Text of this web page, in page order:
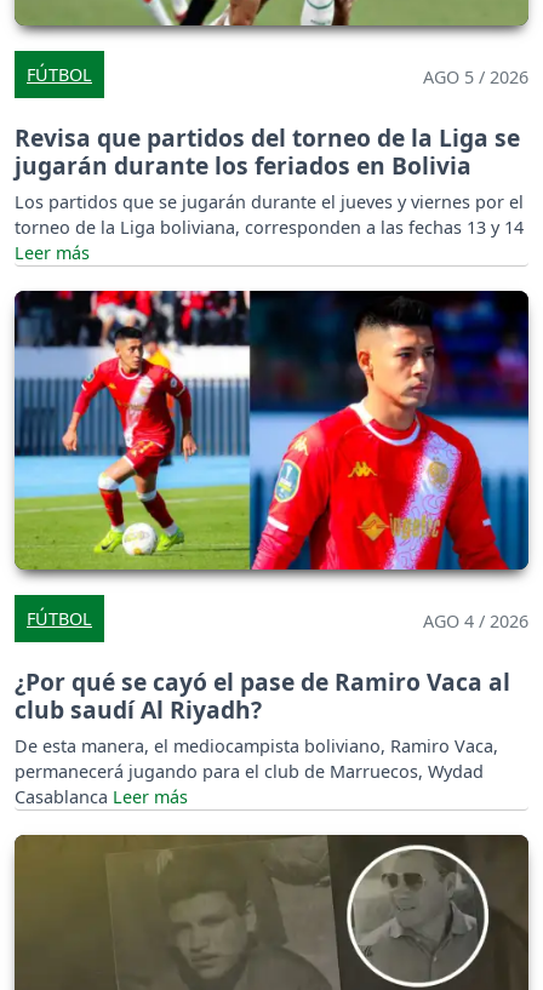
FÚTBOL AGO 5 / 2026
Revisa que partidos del torneo de la Liga se
jugarán durante los feriados en Bolivia
Los partidos que se jugarán durante el jueves y viernes por el
torneo de la Liga boliviana, corresponden a las fechas 13 y 14
FÚTBOL AGO 4 / 2026
¿Por qué se cayó el pase de Ramiro Vaca al
club saudí Al Riyadh?
De esta manera, el mediocampista boliviano, Ramiro Vaca,
permanecerá jugando para el club de Marruecos, Wydad
Casablanca